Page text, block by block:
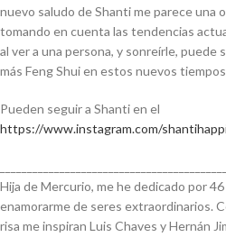
nuevo saludo de Shanti me parece una
tomando en cuenta las tendencias
al ver a una persona, y sonreírle, puede
más Feng Shui en estos nuevos
Pueden seguir a Shanti en el
https://www.instagram.com/
Hija de Mercurio, me he dedicado por
enamorarme de seres extraordinarios.
risa me inspiran Luis Chaves y Hernán